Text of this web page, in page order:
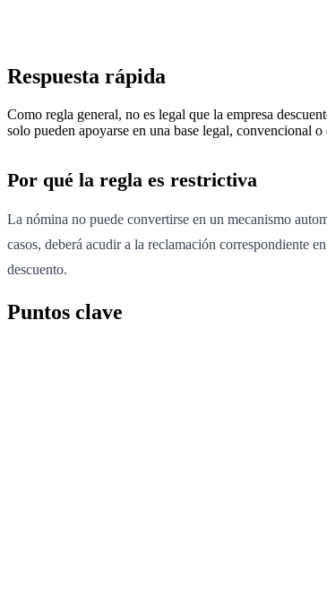
Respuesta rápida
Como regla general, no es legal que la empresa
solo pueden apoyarse en una base legal, convencional
Por qué la regla es restrictiva
La nómina no puede convertirse en un mecanismo
casos, deberá acudir a la reclamación correspondiente
descuento.
Puntos clave